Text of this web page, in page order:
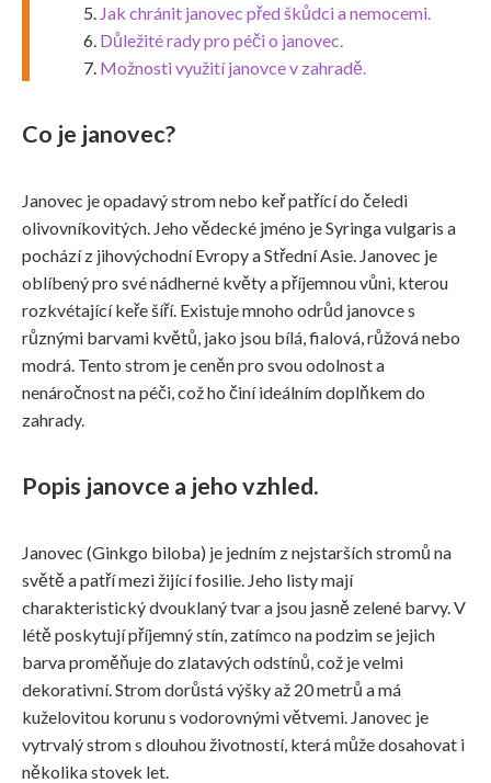
Jak chránit janovec před škůdci a nemocemi.
Důležité rady pro péči o janovec.
Možnosti využití janovce v zahradě.
Co je janovec?
Janovec je opadavý strom nebo keř patřící do čeledi
olivovníkovitých. Jeho vědecké jméno je Syringa vulgaris a
pochází z jihovýchodní Evropy a Střední Asie. Janovec je
oblíbený pro své nádherné květy a příjemnou vůni, kterou
rozkvétající keře šíří. Existuje mnoho odrůd janovce s
různými barvami květů, jako jsou bílá, fialová, růžová nebo
modrá. Tento strom je ceněn pro svou odolnost a
nenáročnost na péči, což ho činí ideálním doplňkem do
zahrady.
Popis janovce a jeho vzhled.
Janovec (Ginkgo biloba) je jedním z nejstarších stromů na
světě a patří mezi žijící fosilie. Jeho listy mají
charakteristický dvouklaný tvar a jsou jasně zelené barvy. V
létě poskytují příjemný stín, zatímco na podzim se jejich
barva proměňuje do zlatavých odstínů, což je velmi
dekorativní. Strom dorůstá výšky až 20 metrů a má
kuželovitou korunu s vodorovnými větvemi. Janovec je
vytrvalý strom s dlouhou životností, která může dosahovat i
několika stovek let.